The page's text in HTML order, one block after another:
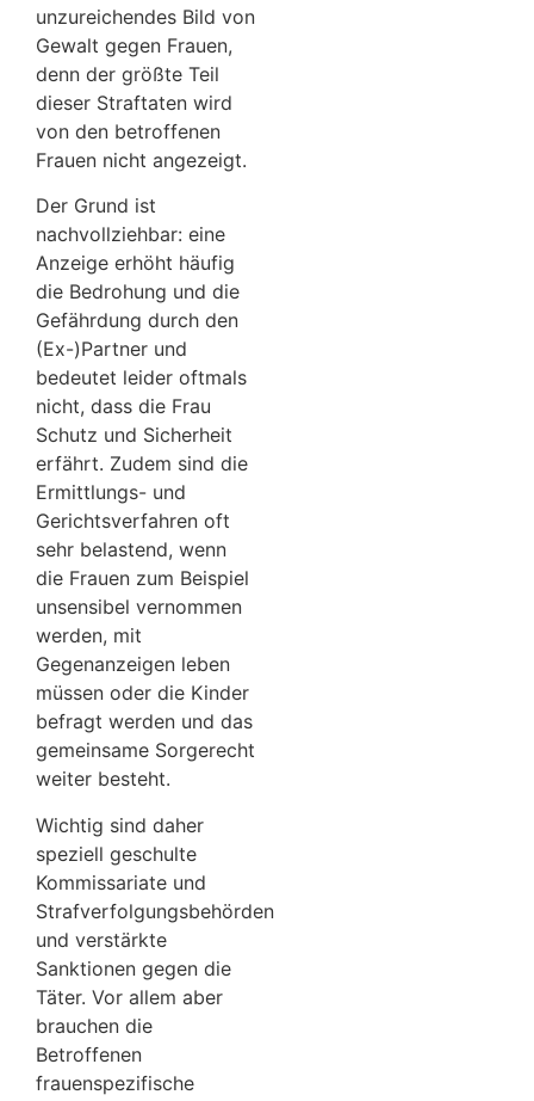
unzureichendes Bild von
Gewalt gegen Frauen,
denn der größte Teil
dieser Straftaten wird
von den betroffenen
Frauen nicht angezeigt.
Der Grund ist
nachvollziehbar: eine
Anzeige erhöht häufig
die Bedrohung und die
Gefährdung durch den
(Ex-)Partner und
bedeutet leider oftmals
nicht, dass die Frau
Schutz und Sicherheit
erfährt. Zudem sind die
Ermittlungs- und
Gerichtsverfahren oft
sehr belastend, wenn
die Frauen zum Beispiel
unsensibel vernommen
werden, mit
Gegenanzeigen leben
müssen oder die Kinder
befragt werden und das
gemeinsame Sorgerecht
weiter besteht.
Wichtig sind daher
speziell geschulte
Kommissariate und
Strafverfolgungsbehörden
und verstärkte
Sanktionen gegen die
Täter. Vor allem aber
brauchen die
Betroffenen
frauenspezifische